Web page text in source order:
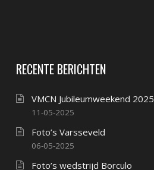
RECENTE BERICHTEN
VMCN Jubileumweekend 2025
11-05-2025
Foto’s Varsseveld
06-05-2025
Foto’s wedstrijd Borculo